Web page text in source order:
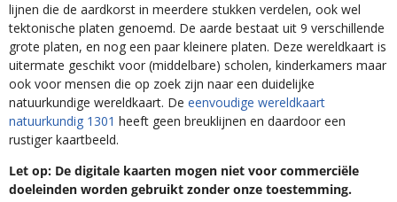
lijnen die de aardkorst in meerdere stukken verdelen, ook wel
tektonische platen genoemd. De aarde bestaat uit 9 verschillende
grote platen, en nog een paar kleinere platen. Deze wereldkaart is
uitermate geschikt voor (middelbare) scholen, kinderkamers maar
ook voor mensen die op zoek zijn naar een duidelijke
natuurkundige wereldkaart. De eenvoudige wereldkaart
natuurkundig 1301 heeft geen breuklijnen en daardoor een
rustiger kaartbeeld.
Let op: De digitale kaarten mogen niet voor commerciële
doeleinden worden gebruikt zonder onze toestemming.